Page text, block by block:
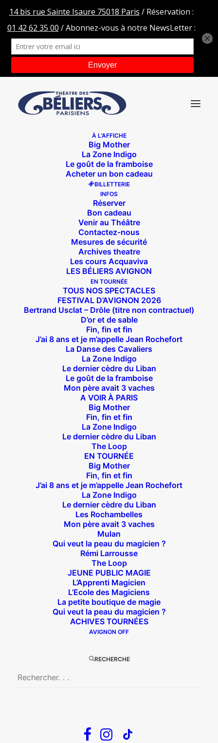
À L’AFFICHE
Big Mother
La Zone Indigo
Le goût de la framboise
Acheter un bon cadeau
BILLETTERIE
INFOS
Réserver
Bon cadeau
Venir au Théâtre
Contactez-nous
Mesures de sécurité
Archives theatre
Les cours Acquaviva
LES BÉLIERS AVIGNON
EN TOURNÉE
TOUS NOS SPECTACLES
FESTIVAL D’AVIGNON 2026
Bertrand Usclat – Drôle (titre non contractuel)
D’or et de sable
Fin, fin et fin
J’ai 8 ans et je m’appelle Jean Rochefort
La Danse des Cavaliers
La Zone Indigo
Le dernier cèdre du Liban
Le goût de la framboise
Mon père avait 3 vaches
A VOIR À PARIS
Big Mother
Fin, fin et fin
La Zone Indigo
Le dernier cèdre du Liban
The Loop
EN TOURNÉE
Big Mother
Fin, fin et fin
J’ai 8 ans et je m’appelle Jean Rochefort
La Zone Indigo
Le dernier cèdre du Liban
Les Rochambelles
Mon père avait 3 vaches
Mulan
Qui veut la peau du magicien ?
Rémi Larrousse
The Loop
JEUNE PUBLIC MAGIE
L’Apprenti Magicien
L’Ecole des Magiciens
La petite boutique de magie
Qui veut la peau du magicien ?
ACHIVES TOURNÉES
AVIGNON OFF
RECHERCHE
Like bd-162
Accueil Like Like bd-162
Suivez nous !
Théâtre des Béliers Parisiens
14 bis rue Sainte Isaure 75018 Paris
Joffrin / Simplon – Loc :
À l’affiche
Big Mother
La Zone Indigo
Le goût de la framboise
The Loop
Big Mother